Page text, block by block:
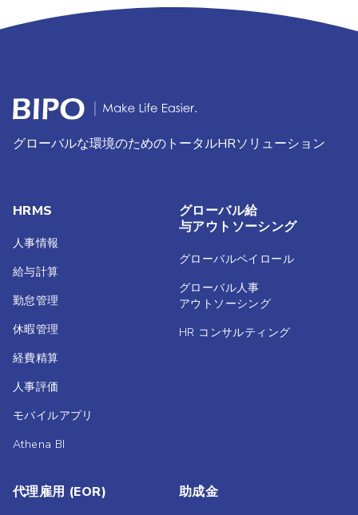
グローバルな環境のためのトータルHRソリューション
HRMS
人事情報
給与計算
勤怠管理
休暇管理
経費精算
人事評価
モバイルアプリ
Athena BI
グローバル給
与アウトソーシング
グローバルペイロール
グローバル人事
アウトソーシング
HR コンサルティング
代理雇用 (EOR) 助成金